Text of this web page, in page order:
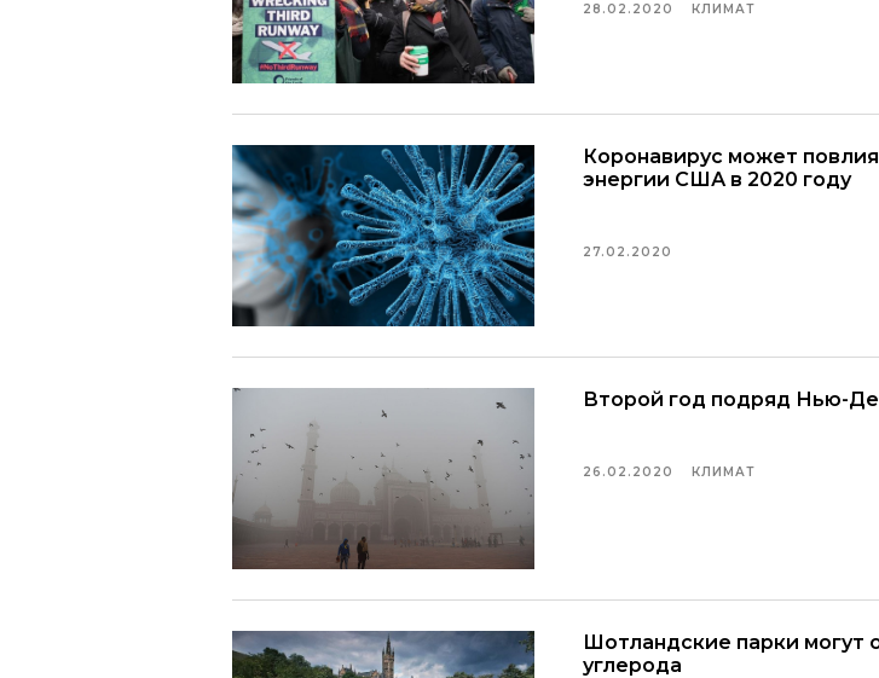
28.02.2020 КЛИМАТ
Коронавирус может
энергии США в 2020 году
27.02.2020
Второй год подряд Нью-
26.02.2020 КЛИМАТ
Шотландские парки могут
углерода